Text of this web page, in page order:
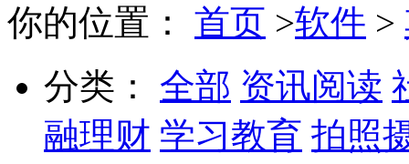
你的位置： 首页 >软件 >
分类：
全部 资讯阅读
融理财 学习教育 拍照